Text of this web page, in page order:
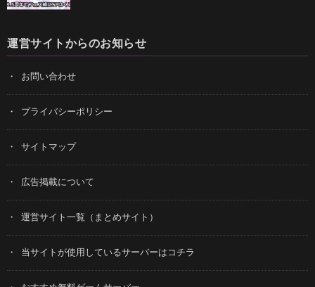
運営サイトからのお知らせ
お問い合わせ
プライバシーポリシー
サイトマップ
広告掲載について
運営サイト一覧（まとめサイト）
当サイトが使用しているサーバーはコチラ